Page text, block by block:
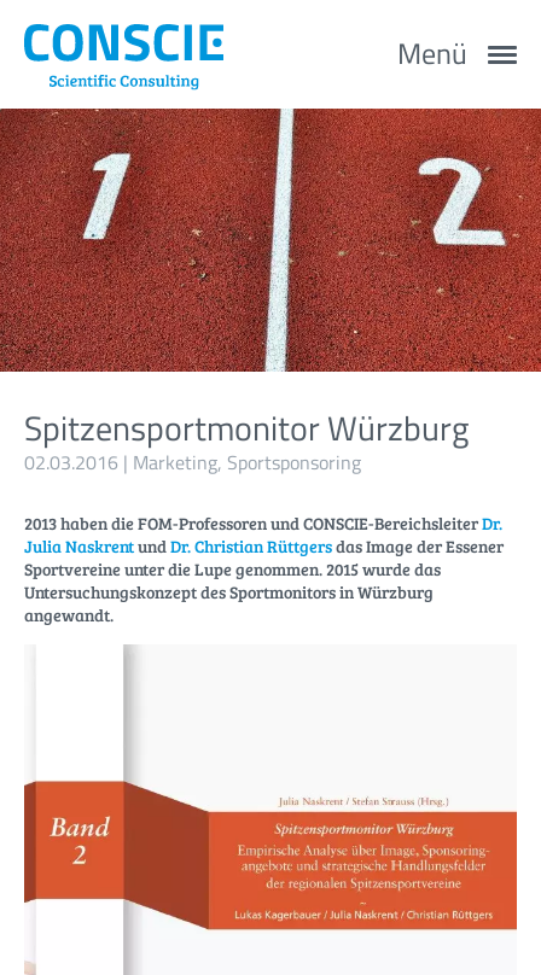
Menü
Spitzensportmonitor Würzburg
02.03.2016 | Marketing, Sportsponsoring
2013 haben die FOM-Professoren und CONSCIE-BereichsleiterDr.
Julia NaskrentundDr. Christian Rüttgersdas Image der Essener
Sportvereine unter die Lupe genommen. 2015 wurde das
Untersuchungskonzept des Sportmonitors in Würzburg
angewandt.